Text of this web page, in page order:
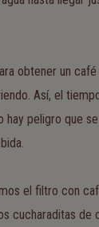
obtener un
Así, el
hay peligro que
el filtro con
cucharaditas de